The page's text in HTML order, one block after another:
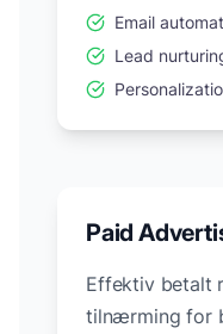
Email
Lead
Paid
Effektiv betalt
tilnærming for